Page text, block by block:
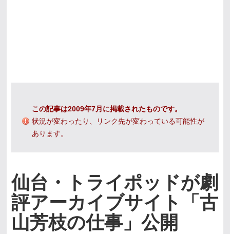
この記事は2009年7月に掲載されたものです。
状況が変わったり、リンク先が変わっている可能性が
あります。
仙台・トライポッドが劇
評アーカイブサイト「古
山芳枝の仕事」公開